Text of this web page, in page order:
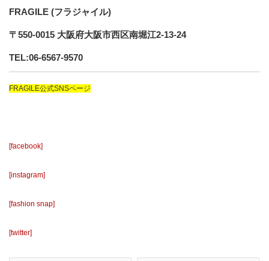
FRAGILE (フラジャイル)
〒550-0015 大阪府大阪市西区南堀江2-13-24
TEL:06-6567-9570
FRAGILE公式SNSページ
[facebook]
[instagram]
[fashion snap]
[twitter]